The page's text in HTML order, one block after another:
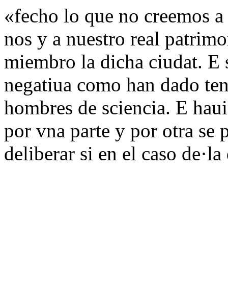
«fecho lo que no creemos
nos y a nuestro real
miembro la dicha ciudat. E
negatiua como han dado
hombres de sciencia. E
por vna parte y por otra se
deliberar si en el caso